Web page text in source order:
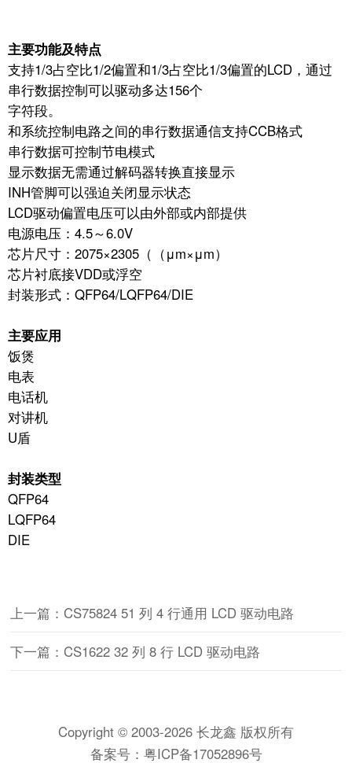
主要功能及特点
支持1/3占空比1/2偏置和1/3占空比1/3偏置的LCD，通过
串行数据控制可以驱动多达156个
字符段。
和系统控制电路之间的串行数据通信支持CCB格式
串行数据可控制节电模式
显示数据无需通过解码器转换直接显示
INH管脚可以强迫关闭显示状态
LCD驱动偏置电压可以由外部或内部提供
电源电压：4.5～6.0V
芯片尺寸：2075×2305（（μm×μm）
芯片衬底接VDD或浮空
封装形式：QFP64/LQFP64/DIE
主要应用
饭煲
电表
电话机
对讲机
U盾
封装类型
QFP64
LQFP64
DIE
上一篇：CS75824 51 列 4 行通用 LCD 驱动电路
下一篇：CS1622 32 列 8 行 LCD 驱动电路
Copyright © 2003-2026 长龙鑫 版权所有
备案号： 粤ICP备17052896号